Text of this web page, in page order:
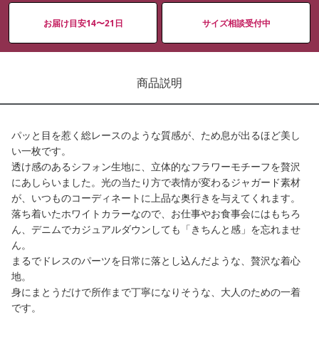
お届け目安14〜21日 サイズ相談受付中
商品説明
パッと目を惹く総レースのような質感が、ため息が出るほど美し
い一枚です。
透け感のあるシフォン生地に、立体的なフラワーモチーフを贅沢
にあしらいました。光の当たり方で表情が変わるジャガード素材
が、いつものコーディネートに上品な奥行きを与えてくれます。
落ち着いたホワイトカラーなので、お仕事やお食事会にはもちろ
ん、デニムでカジュアルダウンしても「きちんと感」を忘れませ
ん。
まるでドレスのパーツを日常に落とし込んだような、贅沢な着心
地。
身にまとうだけで所作まで丁寧になりそうな、大人のための一着
です。